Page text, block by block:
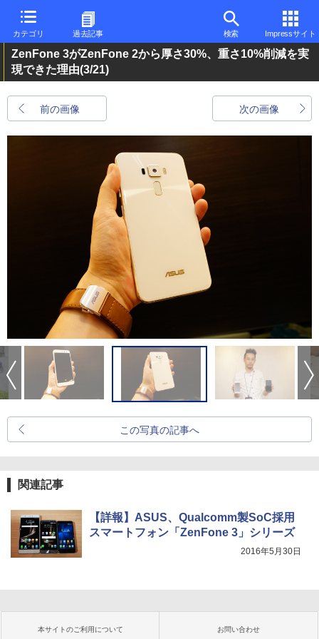
カテゴリ 過去記事 検索 Impressサイト
ZenFone 3がZenFone 2から厚さ30%、重さ10%削減を実
現できた理由(3/21)
前の画像 次の画像
この写真の記事へ
関連記事
【詳報】ASUS、Qualcomm製SoC採用
スマートフォン「ZenFone 3」シリーズ
2016年5月30日
本サイトのご利用について お問い合わせ